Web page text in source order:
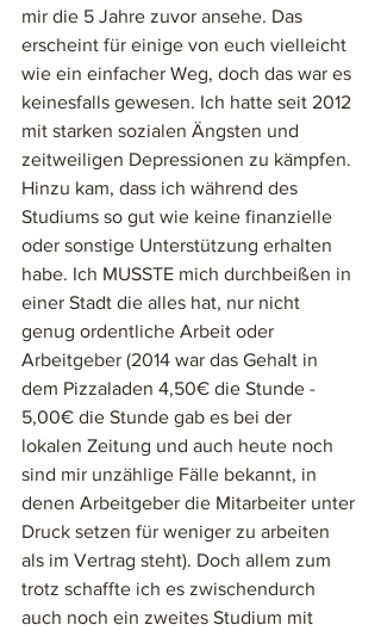
mir die 5 Jahre zuvor ansehe. Das
erscheint für einige von euch vielleicht
wie ein einfacher Weg, doch das war es
keinesfalls gewesen. Ich hatte seit 2012
mit starken sozialen Ängsten und
zeitweiligen Depressionen zu kämpfen.
Hinzu kam, dass ich während des
Studiums so gut wie keine finanzielle
oder sonstige Unterstützung erhalten
habe. Ich MUSSTE mich durchbeißen in
einer Stadt die alles hat, nur nicht
genug ordentliche Arbeit oder
Arbeitgeber (2014 war das Gehalt in
dem Pizzaladen 4,50€ die Stunde -
5,00€ die Stunde gab es bei der
lokalen Zeitung und auch heute noch
sind mir unzählige Fälle bekannt, in
denen Arbeitgeber die Mitarbeiter unter
Druck setzen für weniger zu arbeiten
als im Vertrag steht). Doch allem zum
trotz schaffte ich es zwischendurch
auch noch ein zweites Studium mit